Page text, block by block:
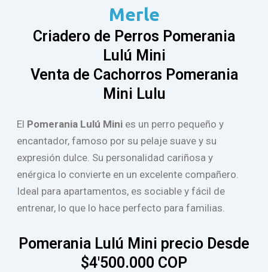
Merle
Criadero de Perros Pomerania
Lulú Mini
Venta de Cachorros Pomerania
Mini Lulu
El Pomerania Lulú Minies un perro pequeño y
encantador, famoso por su pelaje suave y su
expresión dulce. Su personalidad cariñosa y
enérgica lo convierte en un excelente compañero.
Ideal para apartamentos, es sociable y fácil de
entrenar, lo que lo hace perfecto para familias.
Pomerania Lulú Mini precio Desde
$4'500.000 COP